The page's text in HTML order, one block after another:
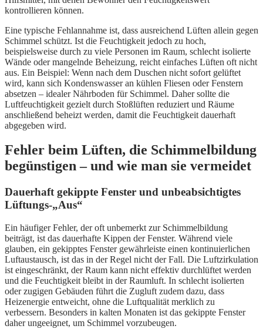
kontrollieren können.
Eine typische Fehlannahme ist, dass ausreichend Lüften allein gegen
Schimmel schützt. Ist die Feuchtigkeit jedoch zu hoch,
beispielsweise durch zu viele Personen im Raum, schlecht isolierte
Wände oder mangelnde Beheizung, reicht einfaches Lüften oft nicht
aus. Ein Beispiel: Wenn nach dem Duschen nicht sofort gelüftet
wird, kann sich Kondenswasser an kühlen Fliesen oder Fenstern
absetzen – idealer Nährboden für Schimmel. Daher sollte die
Luftfeuchtigkeit gezielt durch Stoßlüften reduziert und Räume
anschließend beheizt werden, damit die Feuchtigkeit dauerhaft
abgegeben wird.
Fehler beim Lüften, die Schimmelbildung
begünstigen – und wie man sie vermeidet
Dauerhaft gekippte Fenster und unbeabsichtigtes
Lüftungs-„Aus“
Ein häufiger Fehler, der oft unbemerkt zur Schimmelbildung
beiträgt, ist das dauerhafte Kippen der Fenster. Während viele
glauben, ein gekipptes Fenster gewährleiste einen kontinuierlichen
Luftaustausch, ist das in der Regel nicht der Fall. Die Luftzirkulation
ist eingeschränkt, der Raum kann nicht effektiv durchlüftet werden
und die Feuchtigkeit bleibt in der Raumluft. In schlecht isolierten
oder zugigen Gebäuden führt die Zugluft zudem dazu, dass
Heizenergie entweicht, ohne die Luftqualität merklich zu
verbessern. Besonders in kalten Monaten ist das gekippte Fenster
daher ungeeignet, um Schimmel vorzubeugen.